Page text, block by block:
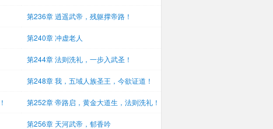
第236章 逍遥武帝，残躯撑帝路！
第240章 冲虚老人
第244章 法则洗礼，一步入武圣！
第248章 我，五域人族圣王，今欲证道！
第252章 帝路启，黄金大道生，法则洗礼！
第256章 天河武帝，郁香吟